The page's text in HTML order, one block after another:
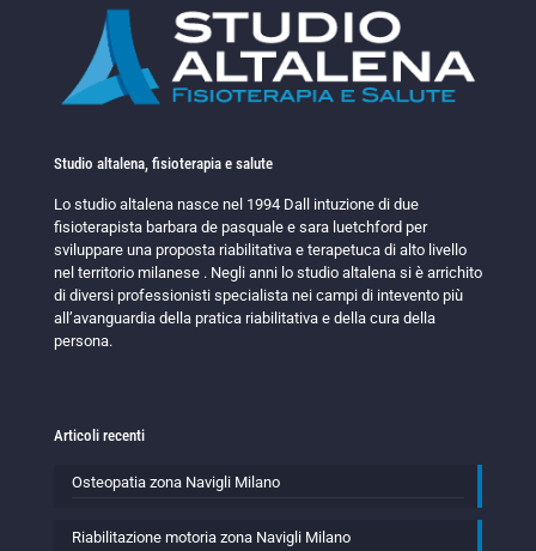
Studio altalena, fisioterapia e salute
Lo studio altalena nasce nel 1994 Dall intuzione di due
fisioterapista barbara de pasquale e sara luetchford per
sviluppare una proposta riabilitativa e terapetuca di alto livello
nel territorio milanese . Negli anni lo studio altalena si è arrichito
di diversi professionisti specialista nei campi di intevento più
all’avanguardia della pratica riabilitativa e della cura della
persona.
Articoli recenti
Osteopatia zona Navigli Milano
Riabilitazione motoria zona Navigli Milano